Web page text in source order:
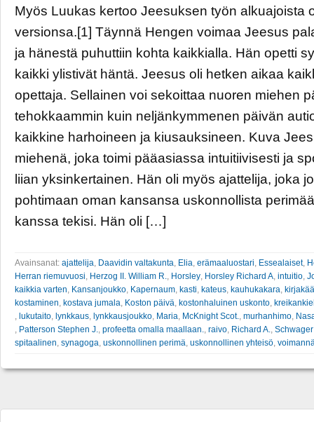
Myös Luukas kertoo Jeesuksen työn alkuajoista
versionsa.[1] Täynnä Hengen voimaa Jeesus
ja hänestä puhuttiin kohta kaikkialla. Hän opetti
kaikki ylistivät häntä. Jeesus oli hetken aikaa
opettaja. Sellainen voi sekoittaa nuoren miehen
tehokkaammin kuin neljänkymmenen päivän
kaikkine harhoineen ja kiusauksineen. Kuva
miehenä, joka toimi pääasiassa intuitiivisesti ja
liian yksinkertainen. Hän oli myös ajattelija, joka
pohtimaan oman kansansa uskonnollista
kanssa tekisi. Hän oli […]
Avainsanat: ajattelija Daavidin valtakunta Elia erämaaluostari Essealaiset,
Herran riemuvuosi Herzog II. William R. Horsley Horsley Richard A intuitio
kaikkia varten Kansanjoukko Kapernaum kasti kateus kauhukakara
kostaminen kostava jumala Koston päivä kostonhaluinen uskonto
lukutaito lynkkaus lynkkausjoukko Maria McKnight Scot. murhanhimo
Patterson Stephen J. profeetta omalla maallaan. raivo Richard A.
spitaalinen synagoga uskonnollinen perimä uskonnollinen yhteisö